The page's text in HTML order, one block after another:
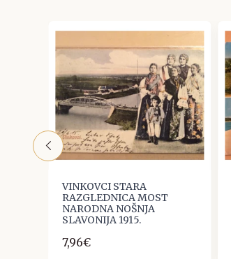
VINKOVCI STARA
RAZGLEDNICA MOST
NARODNA NOŠNJA
SLAVONIJA 1915.
7,96€